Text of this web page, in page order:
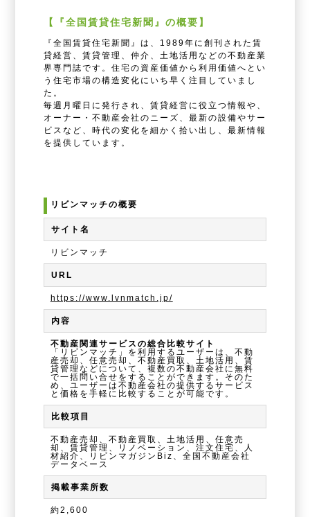
【『全国賃貸住宅新聞』の概要】
『全国賃貸住宅新聞』は、1989年に創刊された賃
貸経営、賃貸管理、仲介、土地活用などの不動産業
界専門誌です。住宅の資産価値から利用価値へとい
う住宅市場の構造変化にいち早く注目していまし
た。
毎週月曜日に発行され、賃貸経営に役立つ情報や、
オーナー・不動産会社のニーズ、最新の設備やサー
ビスなど、時代の変化を細かく拾い出し、最新情報
を提供しています。
リビンマッチの概要
サイト名
リビンマッチ
URL
https://www.lvnmatch.jp/
内容
不動産関連サービスの総合比較サイト
「リビンマッチ」を利用するユーザーは、不動
産売却、任意売却、不動産買取、土地活用、賃
貸管理などについて、複数の不動産会社に無料
で一括問い合せをすることができます。そのた
め、ユーザーは不動産会社の提供するサービス
と価格を手軽に比較することが可能です。
比較項目
不動産売却、不動産買取、土地活用、任意売
却、賃貸管理、リノベーション、注文住宅、人
材紹介、リビンマガジンBiz、全国不動産会社
データベース
掲載事業所数
約2,600